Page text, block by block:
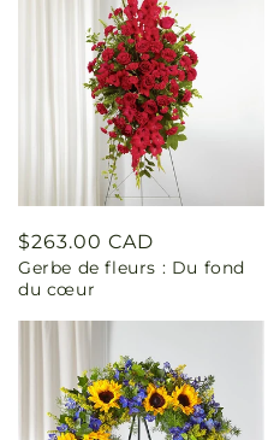
Prix
habituel
$263.00 CAD
Gerbe de fleurs : Du fond
du cœur